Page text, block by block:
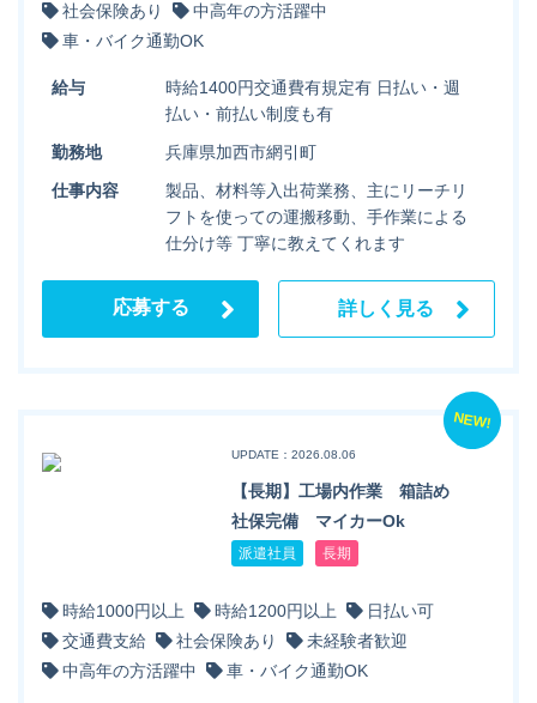
社会保険あり
中高年の方活躍中
車・バイク通勤OK
給与
時給1400円交通費有規定有 日払い・週
払い・前払い制度も有
勤務地
兵庫県加西市網引町
仕事内容
製品、材料等入出荷業務、主にリーチリ
フトを使っての運搬移動、手作業による
仕分け等 丁寧に教えてくれます
応募する 詳しく見る
NEW!
UPDATE：2026.08.06
【長期】工場内作業 箱詰め
社保完備 マイカーOk
派遣社員 長期
時給1000円以上 時給1200円以上
日払い可
交通費支給
社会保険あり
未経験者歓迎
中高年の方活躍中
車・バイク通勤OK